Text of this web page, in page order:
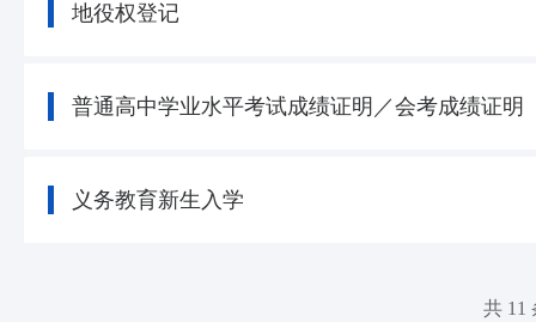
地役权登记
普通高中学业水平考试成绩证明／会考成绩证明
义务教育新生入学
共 11